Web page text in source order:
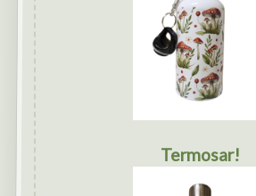
Termosar!